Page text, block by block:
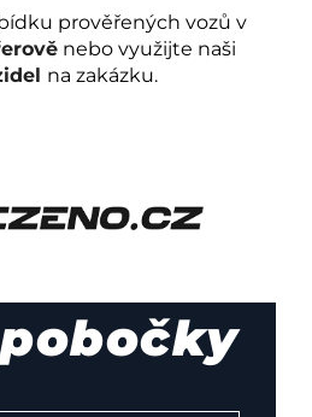
prověřených vozů v
nebo využijte naši
na zakázku.